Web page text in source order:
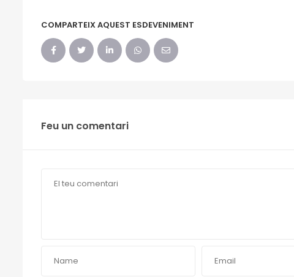
COMPARTEIX AQUEST ESDEVENIMENT
Feu un comentari